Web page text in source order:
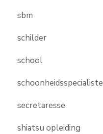
sbm
schilder
school
schoonheidsspecialiste
secretaresse
shiatsu opleiding